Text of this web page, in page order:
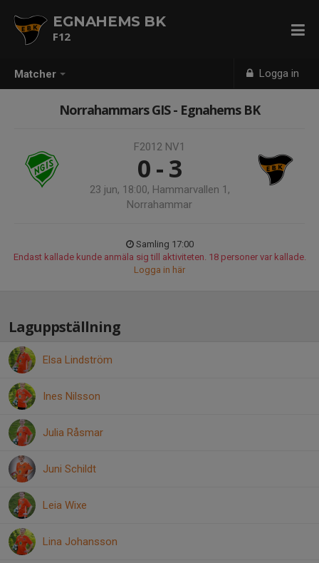
Matcher Logga in
EGNAHEMS BK
F12
Norrahammars GIS - Egnahems BK
F2012 NV1
0 - 3
23 jun, 18:00, Hammarvallen 1,
Norrahammar
Samling 17:00
Endast kallade kunde anmäla sig till aktiviteten. 18 personer var kallade.
Logga in här
Laguppställning
Elsa Lindström
Ines Nilsson
Julia Råsmar
Juni Schildt
Leia Wixe
Lina Johansson